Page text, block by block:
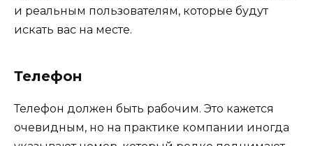
и реальным пользователям, которые будут
искать вас на месте.
Телефон
Телефон должен быть рабочим. Это кажется
очевидным, но на практике компании иногда